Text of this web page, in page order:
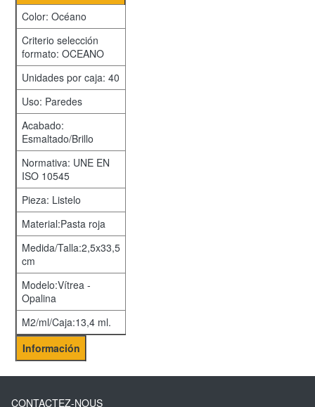
Color: Océano
Criterio selección
formato: OCEANO
Unidades por caja: 40
Uso: Paredes
Acabado:
Esmaltado/Brillo
Normativa: UNE EN
ISO 10545
Pieza: Listelo
Material:Pasta roja
Medida/Talla:2,5x33,5
cm
Modelo:Vítrea -
Opalina
M2/ml/Caja:13,4 ml.
Información
CONTACTEZ-NOUS